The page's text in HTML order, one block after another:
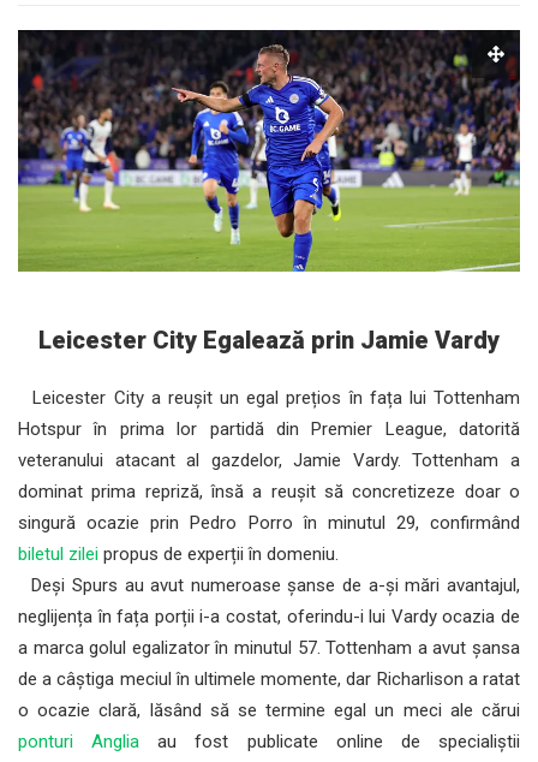
Leicester City Egalează prin Jamie Vardy
Leicester City a reușit un egal prețios în fața lui Tottenham
Hotspur în prima lor partidă din Premier League, datorită
veteranului atacant al gazdelor, Jamie Vardy. Tottenham a
dominat prima repriză, însă a reușit să concretizeze doar o
singură ocazie prin Pedro Porro în minutul 29, confirmând
biletul zilei propus de experții în domeniu.
Deși Spurs au avut numeroase șanse de a-și mări avantajul,
neglijența în fața porții i-a costat, oferindu-i lui Vardy ocazia de
a marca golul egalizator în minutul 57. Tottenham a avut șansa
de a câștiga meciul în ultimele momente, dar Richarlison a ratat
o ocazie clară, lăsând să se termine egal un meci ale cărui
ponturi Anglia au fost publicate online de specialiștii